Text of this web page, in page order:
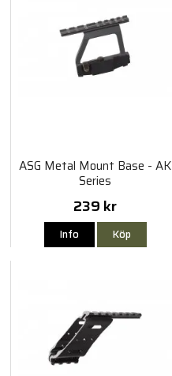
ASG Metal Mount Base - AK
Series
239 kr
Info Köp